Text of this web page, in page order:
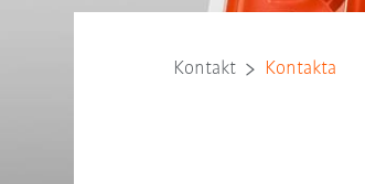
Kontakt Kontakta